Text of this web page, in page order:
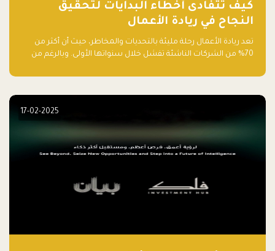
كيف تتفادى أخطاء البدايات لتحقيق
النجاح في ريادة الأعمال
تعد ريادة الأعمال رحلة مليئة بالتحديات والمخاطر، حيث أن أكثر من
70% من الشركات الناشئة تفشل خلال سنواتها الأولى. وبالرغم من
الكثيرون في بداية رحلتهم، وهي التي قد تعرقل نجاحهم. في هذا
17-02-2025